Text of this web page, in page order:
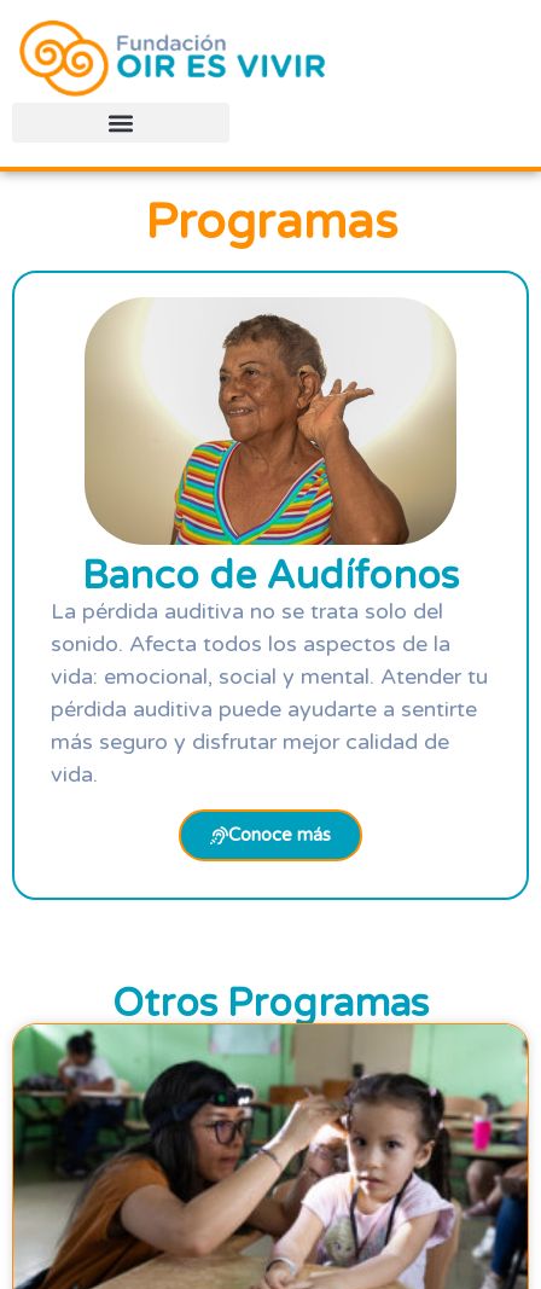
Programas
Banco de Audífonos
La pérdida auditiva no se trata solo del
sonido. Afecta todos los aspectos de la
vida: emocional, social y mental. Atender tu
pérdida auditiva puede ayudarte a sentirte
más seguro y disfrutar mejor calidad de
vida.
Conoce más
Otros Programas